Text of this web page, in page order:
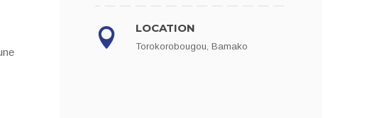
LOCATION
Torokorobougou, Bamako